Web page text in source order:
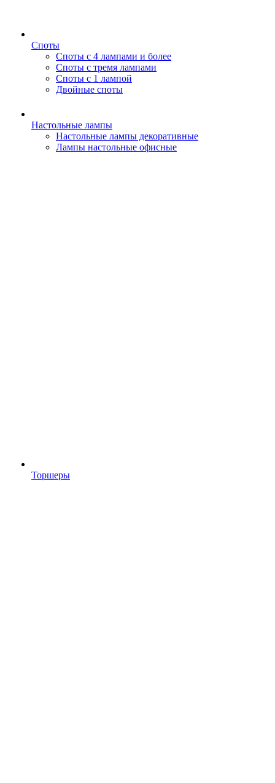
Споты
Споты с 4 лампами и более
Споты с тремя лампами
Споты с 1 лампой
Двойные споты
Настольные лампы
Настольные лампы декоративные
Лампы настольные офисные
Торшеры